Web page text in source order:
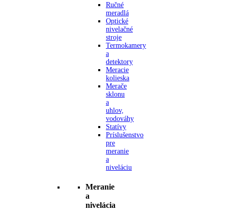
Ručné
meradlá
Optické
nivelačné
stroje
Termokamery
a
detektory
Meracie
kolieska
Merače
sklonu
a
uhlov,
vodováhy
Statívy
Príslušenstvo
pre
meranie
a
niveláciu
Meranie
a
nivelácia